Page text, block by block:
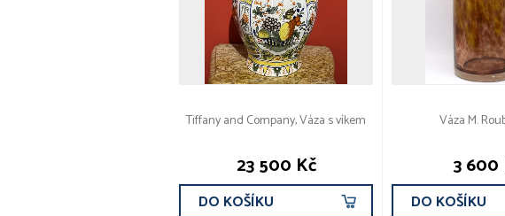
Tiffany and Company, Váza s víkem
23 500 Kč
DO KOŠÍKU
Váza M.
3 600
DO KOŠÍKU